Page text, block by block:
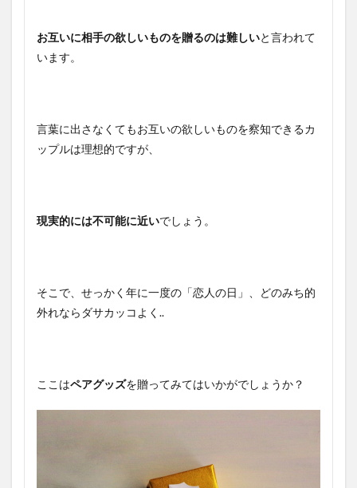
お互いに相手の欲しいものを贈るのは難しいと言われて
います。
言葉に出さなくてもお互いの欲しいものを察知できるカ
ップルは理想的ですが、
現実的には不可能に近いでしょう。
そこで、せっかく年に一度の「恋人の日」、どのみち的
外れならダサカッコよく..
ここはペアグッズを贈ってみてはいかがでしょうか？